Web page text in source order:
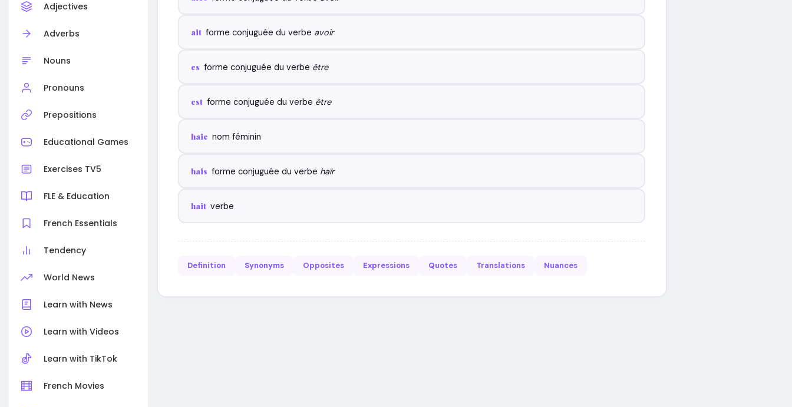
Adjectives
Adverbs
Nouns
Pronouns
Prepositions
Educational Games
Exercises TV5
FLE & Education
French Essentials
Tendency
World News
Learn with News
Learn with Videos
Learn with TikTok
French Movies
ait forme conjuguée du verbe avoir
es forme conjuguée du verbe être
est forme conjuguée du verbe être
haie nom féminin
hais forme conjuguée du verbe haïr
hait verbe
Definition Synonyms Opposites Expressions Quotes Translations Nuances